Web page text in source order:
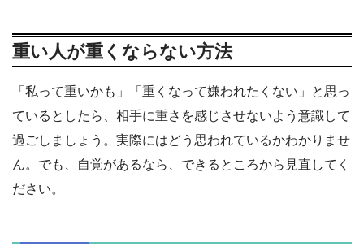
重い人が重くならない方法
「私って重いかも」「重くなって嫌われたくない」と思っ
ているとしたら、相手に重さを感じさせないよう意識して
過ごしましょう。実際にはどう思われているかわかりませ
ん。でも、自覚があるなら、できるところから見直してく
ださい。